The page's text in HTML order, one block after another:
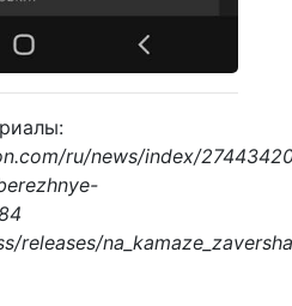
ru/news/index/
releases/